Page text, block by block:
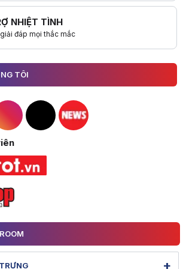
NHIỆT TÌNH
đáp mọi thắc mắc
TÔI
YouTube
Hacom Instagram
Hacom TikTok
+